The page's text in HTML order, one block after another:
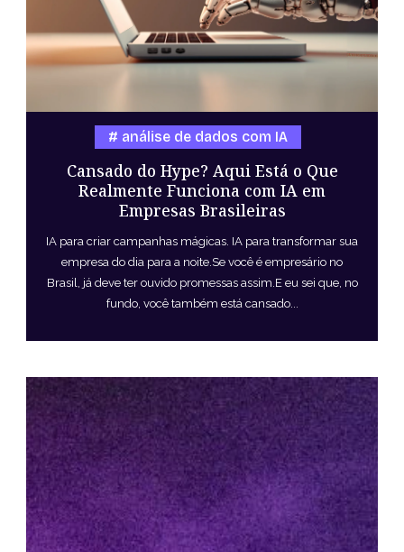
Cansado do Hype? Aqui Está o Que
Realmente Funciona com IA em
Empresas Brasileiras
análise de dados com IA
IA para criar campanhas mágicas. IA para transformar sua
empresa do dia para a noite.Se você é empresário no
Brasil, já deve ter ouvido promessas assim.E eu sei que, no
fundo, você também está cansado...